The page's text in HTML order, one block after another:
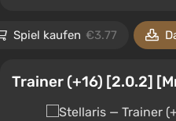
Spiel kaufen €3.77
Trainer (+16) [2.0.2]